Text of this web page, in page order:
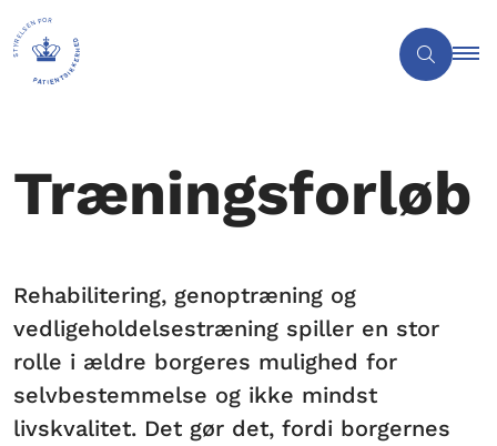
Træningsforløb
Rehabilitering, genoptræning og
vedligeholdelsestræning spiller en stor
rolle i ældre borgeres mulighed for
selvbestemmelse og ikke mindst
livskvalitet. Det gør det, fordi borgernes